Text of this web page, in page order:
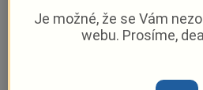
Je možné, že se Vám
webu. Prosíme,